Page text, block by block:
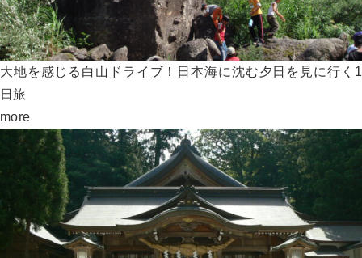
大地を感じる白山ドライブ！日本海に沈む夕日を見に行く1
日旅
more